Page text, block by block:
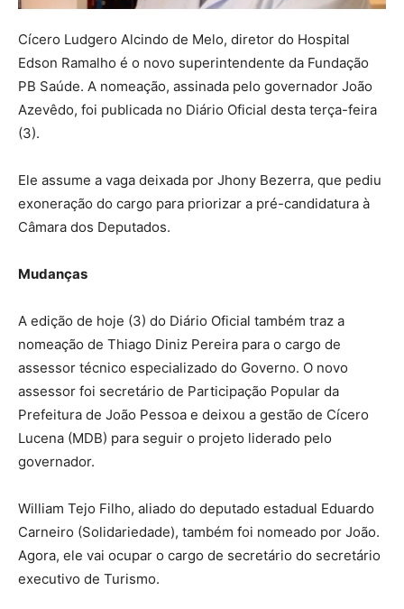
Cícero Ludgero Alcindo de Melo, diretor do Hospital
Edson Ramalho é o novo superintendente da Fundação
PB Saúde. A nomeação, assinada pelo governador João
Azevêdo, foi publicada no Diário Oficial desta terça-feira
(3).
Ele assume a vaga deixada por Jhony Bezerra, que pediu
exoneração do cargo para priorizar a pré-candidatura à
Câmara dos Deputados.
Mudanças
A edição de hoje (3) do Diário Oficial também traz a
nomeação de Thiago Diniz Pereira para o cargo de
assessor técnico especializado do Governo. O novo
assessor foi secretário de Participação Popular da
Prefeitura de João Pessoa e deixou a gestão de Cícero
Lucena (MDB) para seguir o projeto liderado pelo
governador.
William Tejo Filho, aliado do deputado estadual Eduardo
Carneiro (Solidariedade), também foi nomeado por João.
Agora, ele vai ocupar o cargo de secretário do secretário
executivo de Turismo.